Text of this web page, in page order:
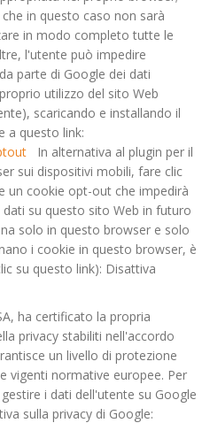
in questo caso non sarà
in modo completo tutte le
l'utente può impedire
parte di Google dei dati
utilizzo del sito Web
scaricando e installando il
a questo link:
In alternativa al plugin per il
sui dispositivi mobili, fare clic
un cookie opt-out che impedirà
su questo sito Web in futuro
solo in questo browser e solo
i cookie in questo browser, è
su questo link): Disattiva
ha certificato la propria
privacy stabiliti nell'accordo
un livello di protezione
vigenti normative europee. Per
i dati dell'utente su Google
sulla privacy di Google: